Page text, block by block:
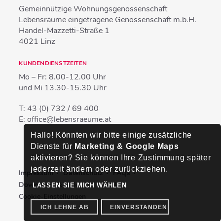
Gemeinnützige Wohnungsgenossenschaft
Lebensräume eingetragene Genossenschaft m.b.H.
Handel-Mazzetti-Straße 1
4021 Linz
KUNDENDIENSTZEITEN
Mo – Fr: 8.00-12.00 Uhr
und Mi 13.30-15.30 Uhr
T:43 (0) 732 / 69 400
E:office@lebensraeume.at
Impressum Datenschutz
FAQs
Downloads & Videos
Kontakt
Cookie-Einstellungen
Hallo! Könnten wir bitte einige zusätzliche
Dienste für Marketing & Google Maps
aktivieren? Sie können Ihre Zustimmung später
jederzeit ändern oder zurückziehen.
LASSEN SIE MICH WÄHLEN
ICH LEHNE AB EINVERSTANDEN